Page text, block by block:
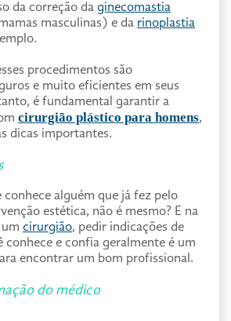
da correção da ginecomastia
masculinas) e da rinoplastia
procedimentos são
e muito eficientes em seus
é fundamental garantir a
cirurgião plástico para homens,
dicas importantes.
conhece alguém que já fez pelo
estética, não é mesmo? E na
cirurgião, pedir indicações de
conhece e confia geralmente é um
encontrar um bom profissional.
do médico